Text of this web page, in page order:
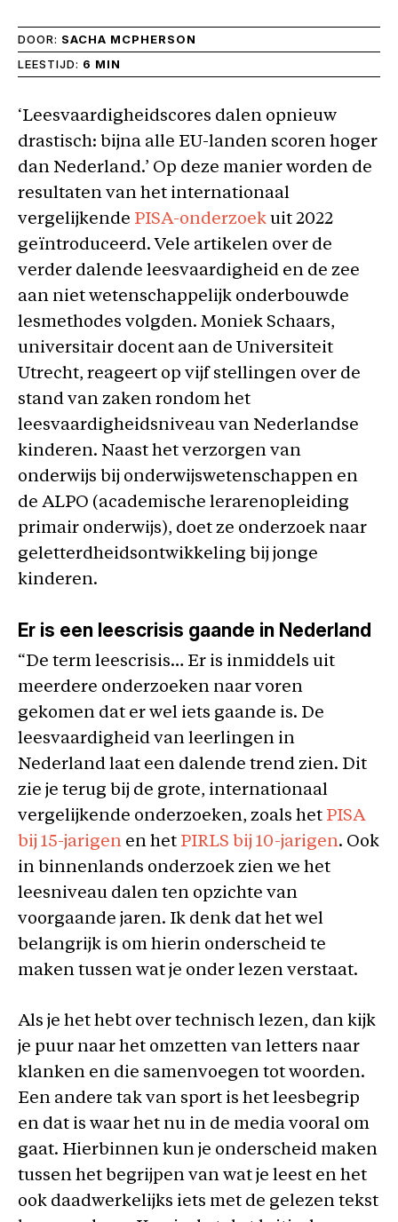
DOOR: SACHA MCPHERSON
LEESTIJD: 6 MIN
‘Leesvaardigheidscores dalen opnieuw
drastisch: bijna alle EU-landen scoren hoger
dan Nederland.’ Op deze manier worden de
resultaten van het internationaal
vergelijkende PISA-onderzoek uit 2022
geïntroduceerd. Vele artikelen over de
verder dalende leesvaardigheid en de zee
aan niet wetenschappelijk onderbouwde
lesmethodes volgden. Moniek Schaars,
universitair docent aan de Universiteit
Utrecht, reageert op vijf stellingen over de
stand van zaken rondom het
leesvaardigheidsniveau van Nederlandse
kinderen. Naast het verzorgen van
onderwijs bij onderwijswetenschappen en
de ALPO (academische lerarenopleiding
primair onderwijs), doet ze onderzoek naar
geletterdheidsontwikkeling bij jonge
kinderen.
Er is een leescrisis gaande in Nederland
“De term leescrisis… Er is inmiddels uit
meerdere onderzoeken naar voren
gekomen dat er wel iets gaande is. De
leesvaardigheid van leerlingen in
Nederland laat een dalende trend zien. Dit
zie je terug bij de grote, internationaal
vergelijkende onderzoeken, zoals het PISA
bij 15-jarigen en het PIRLS bij 10-jarigen. Ook
in binnenlands onderzoek zien we het
leesniveau dalen ten opzichte van
voorgaande jaren. Ik denk dat het wel
belangrijk is om hierin onderscheid te
maken tussen wat je onder lezen verstaat.
Als je het hebt over technisch lezen, dan kijk
je puur naar het omzetten van letters naar
klanken en die samenvoegen tot woorden.
Een andere tak van sport is het leesbegrip
en dat is waar het nu in de media vooral om
gaat. Hierbinnen kun je onderscheid maken
tussen het begrijpen van wat je leest en het
ook daadwerkelijks iets met de gelezen tekst